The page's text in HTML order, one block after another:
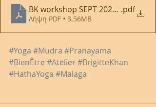
BK workshop SEPT 2026 postcard
.pdf
Λήψη PDF • 3.56MB
#Yoga #Mudra #Pranayama
#BienÊtre #Atelier#BrigitteKhan
#HathaYoga #Malaga